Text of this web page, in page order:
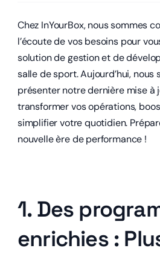
Chez InYourBox, nous sommes
l’écoute de vos besoins pour
solution de gestion et de
salle de sport. Aujourd’hui, nous
présenter notre dernière mise à
transformer vos opérations,
simplifier votre quotidien.
nouvelle ère de performance !
1. Des
enrichies :